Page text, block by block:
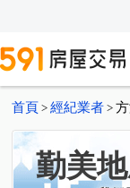
首頁 > 經紀業者 >
勤美